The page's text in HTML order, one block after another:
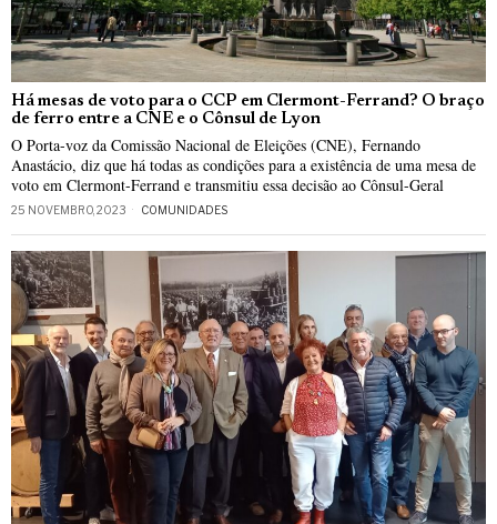
Há mesas de voto para o CCP em Clermont-Ferrand? O braço
de ferro entre a CNE e o Cônsul de Lyon
O Porta-voz da Comissão Nacional de Eleições (CNE), Fernando
Anastácio, diz que há todas as condições para a existência de uma mesa de
voto em Clermont-Ferrand e transmitiu essa decisão ao Cônsul-Geral
25 NOVEMBRO, 2023 COMUNIDADES